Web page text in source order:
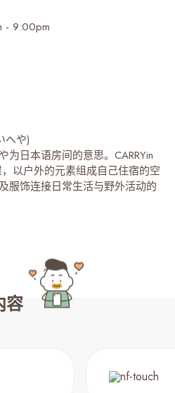
- 9:00pm
へや)
为日本语房间的意思。CARRYin
，以户外的元素组成自己住宿的空
服饰连接日常生活与野外活动的
容